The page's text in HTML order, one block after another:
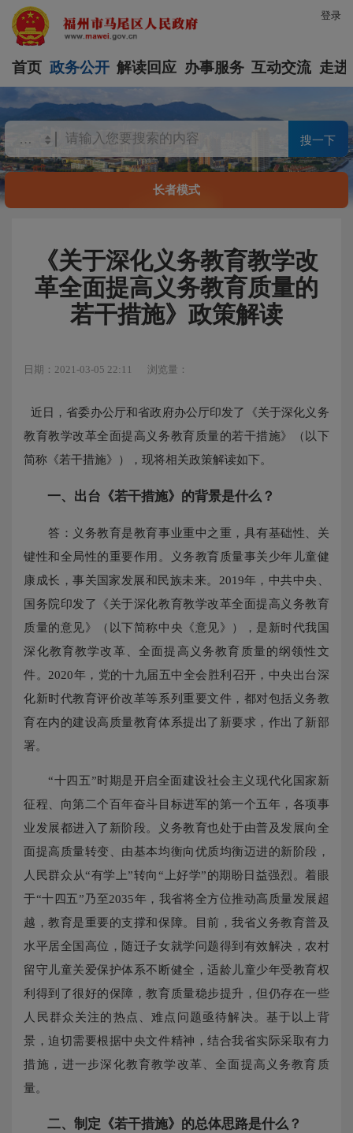
登录
首页 政务公开 解读回应 办事服务 互动交流 走进
搜一下
长者模式
《关于深化义务教育教学改
革全面提高义务教育质量的
若干措施》政策解读
日期：2021-03-05 22:11 浏览量：
近日，省委办公厅和省政府办公厅印发了《关于深化义务
教育教学改革全面提高义务教育质量的若干措施》（以下
简称《若干措施》），现将相关政策解读如下。
一、出台《若干措施》的背景是什么？
答：义务教育是教育事业重中之重，具有基础性、关
键性和全局性的重要作用。义务教育质量事关少年儿童健
康成长，事关国家发展和民族未来。2019年，中共中央、
国务院印发了《关于深化教育教学改革全面提高义务教育
质量的意见》（以下简称中央《意见》），是新时代我国
深化教育教学改革、全面提高义务教育质量的纲领性文
件。2020年，党的十九届五中全会胜利召开，中央出台深
化新时代教育评价改革等系列重要文件，都对包括义务教
育在内的建设高质量教育体系提出了新要求，作出了新部
署。
“十四五”时期是开启全面建设社会主义现代化国家新
征程、向第二个百年奋斗目标进军的第一个五年，各项事
业发展都进入了新阶段。义务教育也处于由普及发展向全
面提高质量转变、由基本均衡向优质均衡迈进的新阶段，
人民群众从“有学上”转向“上好学”的期盼日益强烈。着眼
于“十四五”乃至2035年，我省将全方位推动高质量发展超
越，教育是重要的支撑和保障。目前，我省义务教育普及
水平居全国高位，随迁子女就学问题得到有效解决，农村
留守儿童关爱保护体系不断健全，适龄儿童少年受教育权
利得到了很好的保障，教育质量稳步提升，但仍存在一些
人民群众关注的热点、难点问题亟待解决。基于以上背
景，迫切需要根据中央文件精神，结合我省实际采取有力
措施，进一步深化教育教学改革、全面提高义务教育质
量。
二、制定《若干措施》的总体思路是什么？